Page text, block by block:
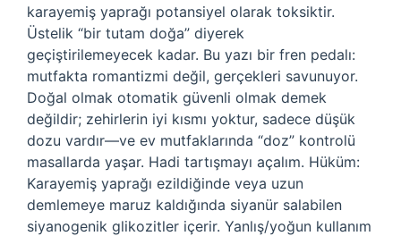
karayemiş yaprağı potansiyel olarak toksiktir.
Üstelik “bir tutam doğa” diyerek
geçiştirilemeyecek kadar. Bu yazı bir fren pedalı:
mutfakta romantizmi değil, gerçekleri savunuyor.
Doğal olmak otomatik güvenli olmak demek
değildir; zehirlerin iyi kısmı yoktur, sadece düşük
dozu vardır—ve ev mutfaklarında “doz” kontrolü
masallarda yaşar. Hadi tartışmayı açalım. Hüküm:
Karayemiş yaprağı ezildiğinde veya uzun
demlemeye maruz kaldığında siyanür salabilen
siyanogenik glikozitler içerir. Yanlış/yoğun kullanım